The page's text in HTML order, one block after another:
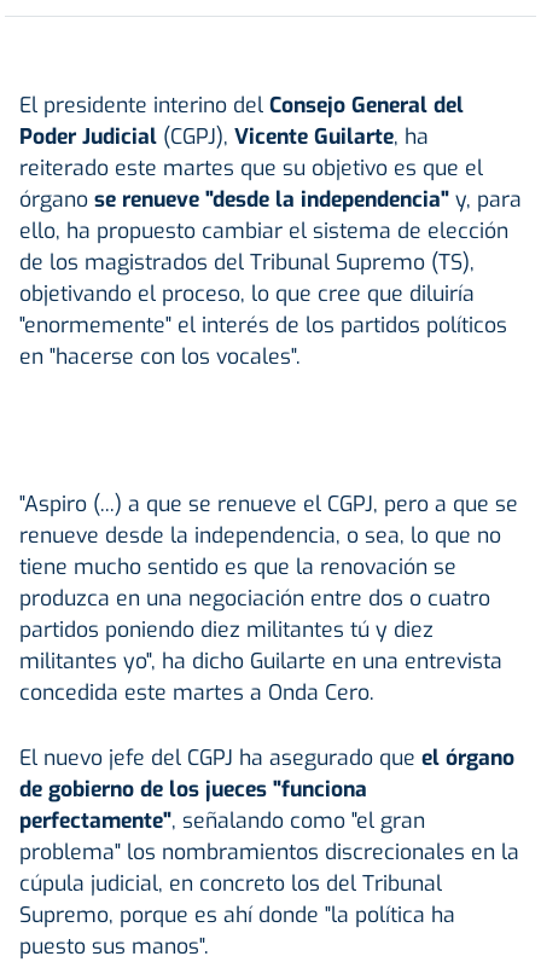
El presidente interino del Consejo General del
Poder Judicial (CGPJ), Vicente Guilarte, ha
reiterado este martes que su objetivo es que el
órgano se renueve "desde la independencia" y, para
ello, ha propuesto cambiar el sistema de elección
de los magistrados del Tribunal Supremo (TS),
objetivando el proceso, lo que cree que diluiría
"enormemente" el interés de los partidos políticos
en "hacerse con los vocales".
"Aspiro (...) a que se renueve el CGPJ, pero a que se
renueve desde la independencia, o sea, lo que no
tiene mucho sentido es que la renovación se
produzca en una negociación entre dos o cuatro
partidos poniendo diez militantes tú y diez
militantes yo", ha dicho Guilarte en una entrevista
concedida este martes a Onda Cero.
El nuevo jefe del CGPJ ha asegurado que el órgano
de gobierno de los jueces "funciona
perfectamente", señalando como "el gran
problema" los nombramientos discrecionales en la
cúpula judicial, en concreto los del Tribunal
Supremo, porque es ahí donde "la política ha
puesto sus manos".